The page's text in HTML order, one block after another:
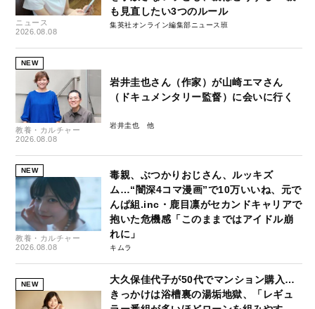
ニュース
2026.08.08
も見直したい3つのルール
集英社オンライン編集部ニュース班
NEW
教養・カルチャー
2026.08.08
岩井圭也さん（作家）が山崎エマさん
（ドキュメンタリー監督）に会いに行く
岩井圭也
NEW
教養・カルチャー
2026.08.08
毒親、ぶつかりおじさん、ルッキズ
ム…“闇深4コマ漫画”で10万いいね、元で
んぱ組.inc・鹿目凛がセカンドキャリアで
抱いた危機感「このままではアイドル崩
れに」
キムラ
NEW
大久保佳代子が50代でマンション購入…
きっかけは浴槽裏の湯垢地獄、「レギュ